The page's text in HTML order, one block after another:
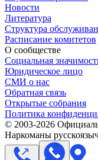
Новости
Литература
Структура
Расписание комитетов
О сообществе
Социальная
Юридическое лицо
СМИ о нас
Обратная связь
Открытые собрания
Политика
© 2003-2026
Наркоманы